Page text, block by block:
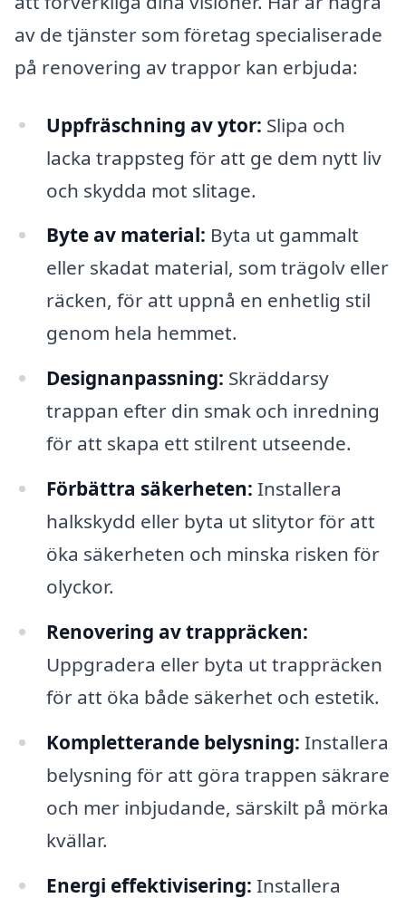
av de tjänster som företag specialiserade
på renovering av trappor kan erbjuda:
Uppfräschning av ytor: Slipa och
lacka trappsteg för att ge dem nytt liv
och skydda mot slitage.
Byte av material: Byta ut gammalt
eller skadat material, som trägolv eller
räcken, för att uppnå en enhetlig stil
genom hela hemmet.
Designanpassning: Skräddarsy
trappan efter din smak och inredning
för att skapa ett stilrent utseende.
Förbättra säkerheten: Installera
halkskydd eller byta ut slitytor för att
öka säkerheten och minska risken för
olyckor.
Renovering av trappräcken:
Uppgradera eller byta ut trappräcken
för att öka både säkerhet och estetik.
Kompletterande belysning: Installera
belysning för att göra trappen säkrare
och mer inbjudande, särskilt på mörka
kvällar.
Energi effektivisering: Installera